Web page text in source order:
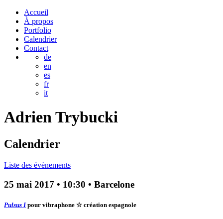
Accueil
À propos
Portfolio
Calendrier
Contact
de
en
es
fr
it
AdrienTrybucki
Calendrier
Liste des évènements
25 mai 2017 • 10:30 • Barcelone
Pulsus I pour vibraphone ☆ création espagnole